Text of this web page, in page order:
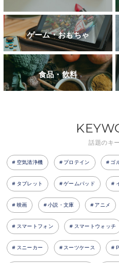
ゲーム・おもちゃ
食品・飲料
話題のキ
空気清浄機 プロテイン ゴ
タブレット ゲームパッド
映画 小説・文庫 アニメ
スマートフォン スマートウォッチ
スニーカー スーツケース